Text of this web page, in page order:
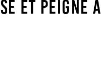
Et Peigne À